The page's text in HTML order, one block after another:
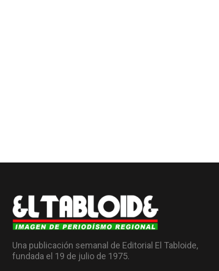
Una publicación semanal de Editorial El Tabloide,
fundada el 19 de julio de 1975.